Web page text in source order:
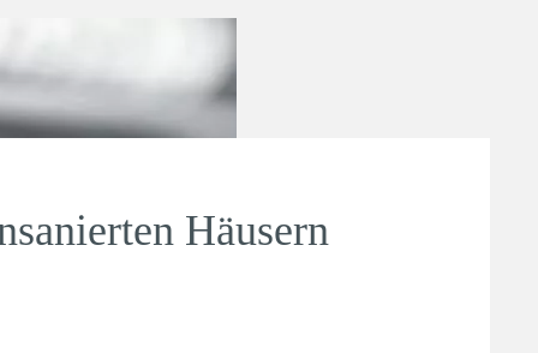
Häusern